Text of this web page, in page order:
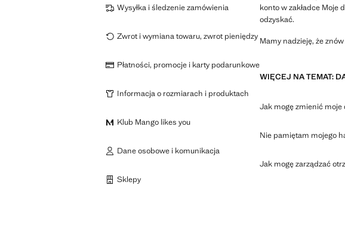
konto w zakładce Moje
odzyskać.
Mamy nadzieję, że
WIĘCEJ NA TEMAT:
Jak mogę zmienić moje
Nie pamiętam mojego
Jak mogę zarządzać
Wysyłka i śledzenie zamówienia
Zwrot i wymiana towaru, zwrot pieniędzy
Płatności, promocje i karty podarunkowe
Informacja o rozmiarach i produktach
Klub Mango likes you
Dane osobowe i komunikacja
Sklepy